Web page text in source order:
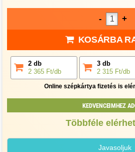
- +
KOSÁRBA
2 db
2 365 Ft/db
3 db
2 315 Ft/db
Online szépkártya fizetés is
KEDVENCEIMHEZ
Többféle
Javasoljuk